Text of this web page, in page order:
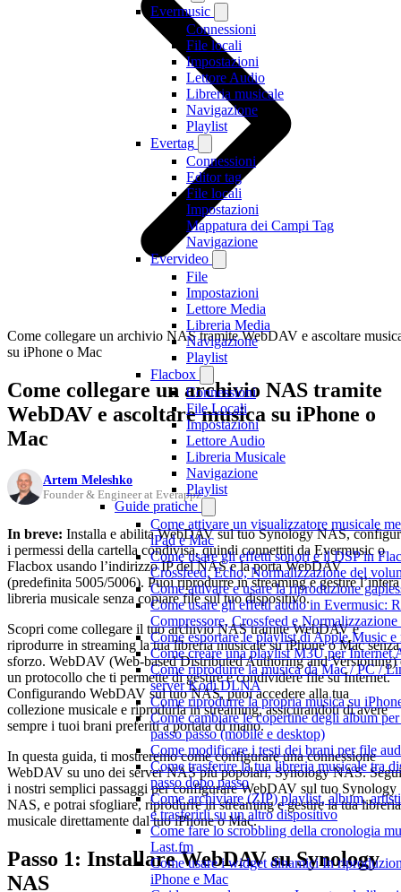
Evermusic
Connessioni
File locali
Impostazioni
Lettore Audio
Libreria musicale
Navigazione
Playlist
Evertag
Connessioni
Editor tag
File locali
Impostazioni
Mappatura dei Campi Tag
Navigazione
Evervideo
File
Impostazioni
Lettore Media
Libreria Media
Navigazione
Playlist
Flacbox
Connessioni
File Locali
Impostazioni
Lettore Audio
Libreria Musicale
Navigazione
Playlist
Guide pratiche
Come attivare un visualizzatore musicale
iPad e Mac
Come usare gli effetti sonori e il DSP in
Crossfeed, Echo, Normalizzazione del
Come attivare e usare la riproduzione
Come usare gli effetti audio in Evermusic:
Compressore, Crossfeed e
Come esportare le playlist di Apple Music
Come creare una playlist M3U per
Come riprodurre la musica da Mac / PC /
server Kodi DLNA
Come riprodurre la propria musica su
Come cambiare le copertine degli album
passo passo (mobile e desktop)
Come modificare i testi dei brani per file
Come trasferire la tua libreria musicale tra
passo dopo passo
Come archiviare (ZIP) playlist, album,
e trasferirli su un altro dispositivo
Come fare lo scrobbling della cronologia
Last.fm
Come usare i widget dinamici In
iPhone e Mac
Come collegare un archivio NAS tramite WebDAV e ascoltare
su iPhone o Mac
Come collegare un archivio NAS tramite
WebDAV e ascoltare musica su iPhone o
Mac
Artem Meleshko
Founder & Engineer at Everappz
In breve: Installa e abilita WebDAV sul tuo Synology NAS,
i permessi della cartella condivisa, quindi connettiti da Evermusic o
Flacbox usando l’indirizzo IP del NAS e la porta WebDAV
(predefinita 5005/5006). Puoi riprodurre in streaming e gestire l’intera
libreria musicale senza copiare file sul tuo dispositivo.
Scopri come collegare il tuo archivio NAS tramite WebDAV e
riprodurre in streaming la tua libreria musicale su iPhone o Mac senza
sforzo. WebDAV (Web-based Distributed Authoring and Versioning)
un protocollo che ti permette di gestire e condividere file su Internet.
Configurando WebDAV sul tuo NAS, puoi accedere alla tua
collezione musicale e riprodurla in streaming, assicurandoti di avere
sempre i tuoi brani preferiti a portata di mano.
In questa guida, ti mostreremo come configurare una connessione
WebDAV su uno dei server NAS più popolari, Synology NAS. Segui
i nostri semplici passaggi per configurare WebDAV sul tuo Synology
NAS, e potrai sfogliare, riprodurre in streaming e gestire la tua libreria
musicale direttamente dal tuo iPhone o Mac.
Passo 1: Installare WebDAV su Synology
NAS